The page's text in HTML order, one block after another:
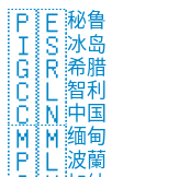
🇵🇪秘鲁
🇮🇸冰岛
🇬🇷希腊
🇨🇱智利
🇨🇳中国
🇲🇲缅甸
🇵🇱波蘭